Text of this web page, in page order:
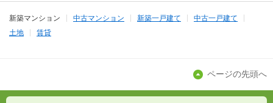
新築マンション 中古マンション 新築一戸建て
中古一戸建て
土地
賃貸
ページの先頭へ